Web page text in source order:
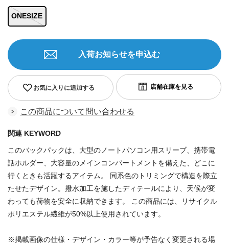
ONESIZE
お気に入りに追加する
入荷お知らせを申込む
この商品について問い合わせる
関連 KEYWORD
このバックパックは、大型のノートパソコン用スリーブ、携帯電
話ホルダー、大容量のメインコンパートメントを備えた、どこに
行くときも活躍するアイテム。 同系色のトリミングで構造を際立
たせたデザイン。撥水加工を施したディテールにより、天候が変
わっても荷物を安全に収納できます。 この商品には、リサイクル
ポリエステル繊維が50%以上使用されています。
※掲載画像の仕様・デザイン・カラー等が予告なく変更される場